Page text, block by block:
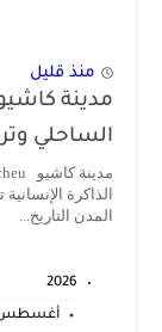
منذ قليل
الساحلي
المدن التاريخ...
2026